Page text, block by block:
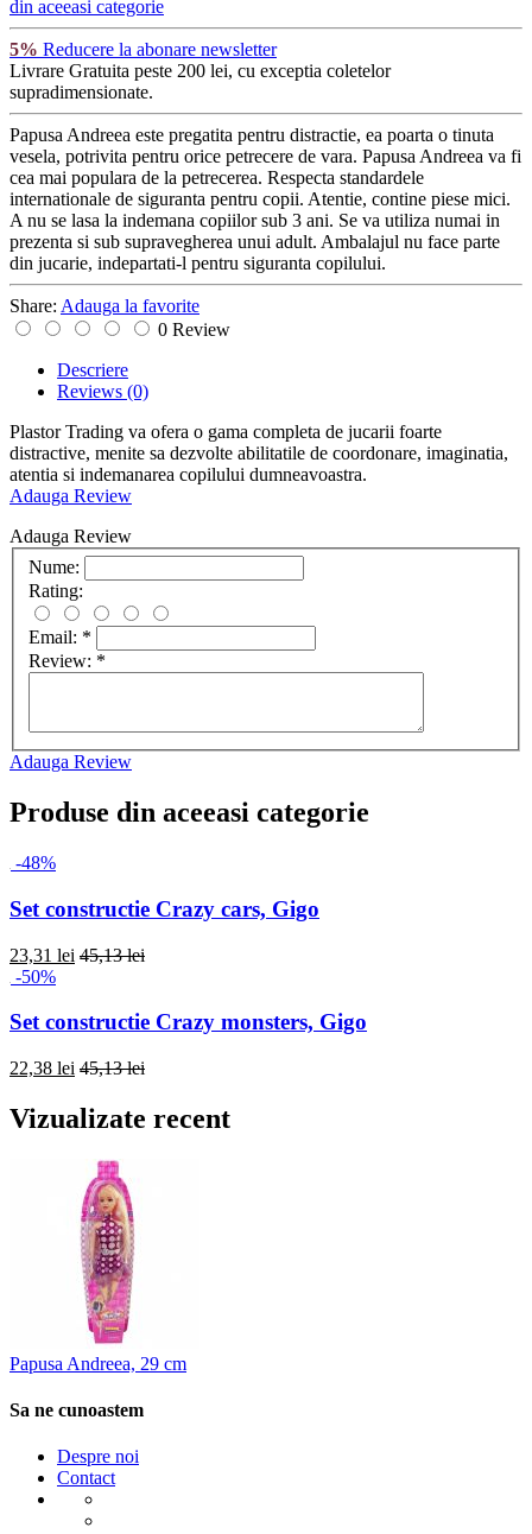
din aceeasi categorie
5% Reducere la abonare newsletter
Livrare Gratuita peste 200 lei, cu exceptia coletelor
supradimensionate.
Papusa Andreea este pregatita pentru distractie, ea poarta o tinuta
vesela, potrivita pentru orice petrecere de vara. Papusa Andreea va fi
cea mai populara de la petrecerea. Respecta standardele
internationale de siguranta pentru copii. Atentie, contine piese mici.
A nu se lasa la indemana copiilor sub 3 ani. Se va utiliza numai in
prezenta si sub supravegherea unui adult. Ambalajul nu face parte
din jucarie, indepartati-l pentru siguranta copilului.
Share: Adauga la favorite
0 Review
Descriere
Reviews (0)
Plastor Trading va ofera o gama completa de jucarii foarte
distractive, menite sa dezvolte abilitatile de coordonare, imaginatia,
atentia si indemanarea copilului dumneavoastra.
Adauga Review
Adauga Review
Nume:
Rating:
Email: *
Review: *
Adauga Review
Produse din aceeasi categorie
-48%
Set constructie Crazy cars, Gigo
23,31 lei 45,13 lei
-50%
Set constructie Crazy monsters, Gigo
22,38 lei 45,13 lei
Vizualizate recent
Papusa Andreea, 29 cm
Sa ne cunoastem
Despre noi
Contact